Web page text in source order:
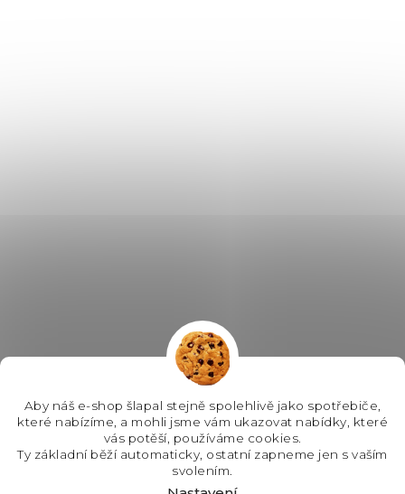
Aby náš e-shop šlapal stejně spolehlivě jako spotřebiče,
které nabízíme, a mohli jsme vám ukazovat nabídky, které
vás potěší, používáme cookies.
Ty základní běží automaticky, ostatní zapneme jen s vaším
svolením.